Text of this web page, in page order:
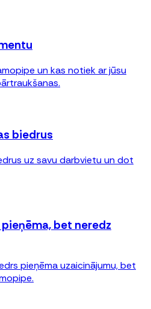
un kas notiek ar jūsu
biedrus
uz savu darbvietu un dot
bet neredz
pieņēma uzaicinājumu, bet